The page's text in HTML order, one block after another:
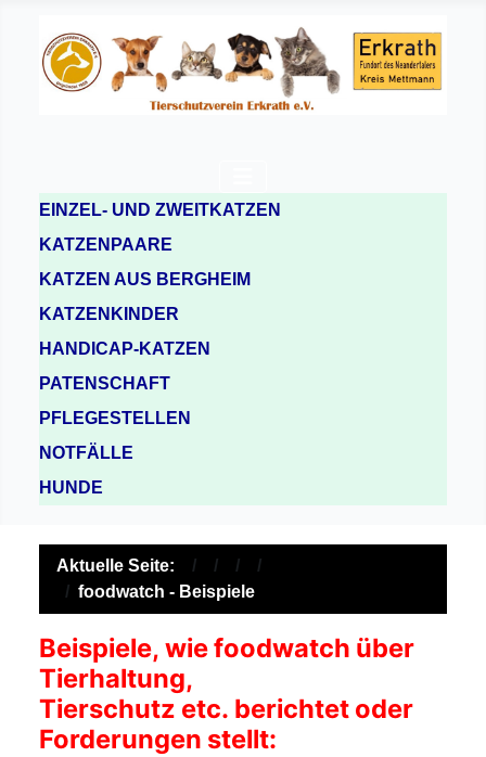
EINZEL- UND ZWEITKATZEN
KATZENPAARE
KATZEN AUS BERGHEIM
KATZENKINDER
HANDICAP-KATZEN
PATENSCHAFT
PFLEGESTELLEN
NOTFÄLLE
HUNDE
Aktuelle Seite:
foodwatch - Beispiele
Beispiele, wie foodwatch über
Tierhaltung,
Tierschutz etc. berichtet oder
Forderungen stellt: